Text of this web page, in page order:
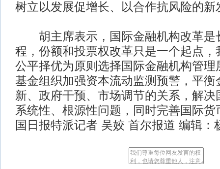
树立以发展促增长、以合作抗风险的新
胡主席表示，国际金融机构改革是
程，份额和投票权改革只是一个起点，
公平择优为原则选择国际金融机构管理
基金组织加强资本流动监测预警，平衡
新、政府干预、市场调节的关系，解决
系统性、根源性问题，同时完善国际
国日报特派记者 吴姣 首尔报道 编辑：